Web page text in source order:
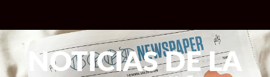
NOTICIAS DE LA